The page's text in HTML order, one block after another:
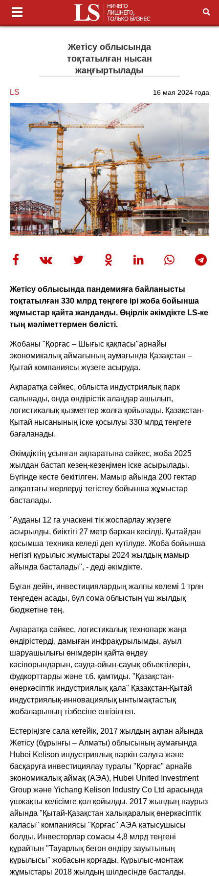
Жетісу облысында
тоқтатылған нысан
жаңғыртылады
LS 16 мая 2024 года
Жетісу облысында пандемияға байланысты
тоқтатылған 330 млрд теңгеге ірі жоба бойынша
жұмыстар қайта жанданды. Өңірлік әкімдікте LS-ке
тың мәліметтермен бөлісті.
Жобаны "Қорғас – Шығыс қақпасы"арнайы
экономикалық аймағының аумағында Қазақстан –
Қытай компаниясы жүзеге асыруда.
Ақпаратқа сәйкес, облыста индустриялық парк
салынады, онда өндірістік алаңдар ашылып,
логистикалық қызметтер жолға қойылады. Қазақстан-
Қытай нысанының іске қосылуы 330 млрд теңгеге
бағаланады.
Әкімдіктің ұсынған ақпаратына сәйкес, жоба 2025
жылдан бастап кезең-кезеңімен іске асырылады.
Бүгінде кесте бекітілген. Мамыр айында 200 гектар
алқаптағы жерлерді тегістеу бойынша жұмыстар
басталады.
"Ауданы 12 га учаскені тік жоспарлау жүзеге
асырылды, биіктігі 27 метр бархан кесілді. Қытайдан
қосымша техника келеді деп күтілуде. Жоба бойынша
негізгі құрылыс жұмыстары 2024 жылдың мамыр
айында басталады", - деді әкімдікте.
Бұған дейін, инвестициялардың жалпы көлемі 1 трлн
теңгеден асады, бұл сома облыстың үш жылдық
бюджетіне тең.
Ақпаратқа сәйкес, логистикалық технопарк жаңа
өндірістерді, дамыған инфрақұрылымды, ауыл
шаруашылығы өнімдерін қайта өңдеу
кәсіпорындарын, сауда-ойын-сауық объектілерін,
фудкорттарды және т.б. қамтиды. "Қазақстан-
өнеркәсіптік индустриялық қала" Қазақстан-Қытай
индустриялық-инновациялық ынтымақтастық
жобаларының тізбесіне енгізілген.
Естеріңізге сала кетейік, 2017 жылдың ақпан айында
Жетісу (бұрынғы – Алматы) облысының аумағында
Hubei Kelison индустриялық паркін салуға және
басқаруға инвестициялау туралы "Қорғас" арнайв
экономикалық аймақ (АЭА), Hubei United Investment
Group және Yichang Kelison Industry Co Ltd арасында
үшжақты келісімге қол қойылды. 2017 жылдың наурыз
айында "Қытай-Қазақстан халықаралық өнеркәсіптік
қаласы" компаниясы "Қорғас" АЭА қатысушысы
болды. Инвесторлар сомасы 4,8 млрд теңгені
құрайтын "Тауарлық бетон өндіру зауытының
құрылысы" жобасын қорғады. Құрылыс-монтаж
жұмыстары 2018 жылдың шілдесінде басталды.